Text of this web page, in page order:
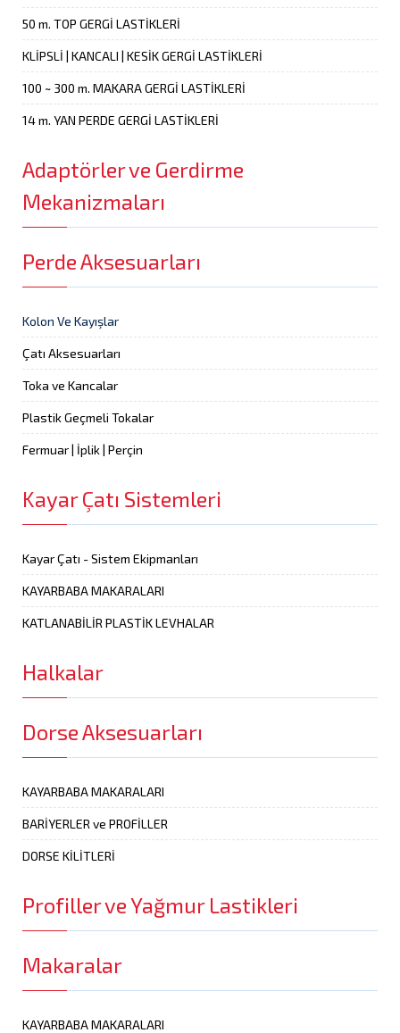
50 m. TOP GERGİ LASTİKLERİ
KLİPSLİ | KANCALI | KESİK GERGİ LASTİKLERİ
100 ~ 300 m. MAKARA GERGİ LASTİKLERİ
14 m. YAN PERDE GERGİ LASTİKLERİ
Adaptörler ve Gerdirme
Mekanizmaları
Perde Aksesuarları
Kolon Ve Kayışlar
Çatı Aksesuarları
Toka ve Kancalar
Plastik Geçmeli Tokalar
Fermuar | İplik | Perçin
Kayar Çatı Sistemleri
Kayar Çatı - Sistem Ekipmanları
KAYARBABA MAKARALARI
KATLANABİLİR PLASTİK LEVHALAR
Halkalar
Dorse Aksesuarları
KAYARBABA MAKARALARI
BARİYERLER ve PROFİLLER
DORSE KİLİTLERİ
Profiller ve Yağmur Lastikleri
Makaralar
KAYARBABA MAKARALARI